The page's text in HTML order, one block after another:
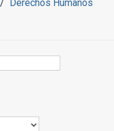
Derechos Humanos